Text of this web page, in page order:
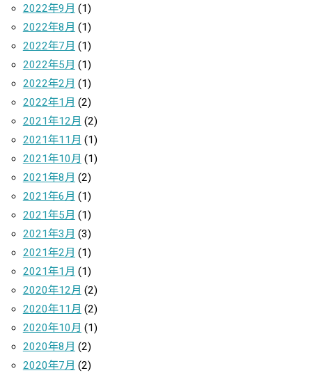
2022年9月 (1)
2022年8月 (1)
2022年7月 (1)
2022年5月 (1)
2022年2月 (1)
2022年1月 (2)
2021年12月 (2)
2021年11月 (1)
2021年10月 (1)
2021年8月 (2)
2021年6月 (1)
2021年5月 (1)
2021年3月 (3)
2021年2月 (1)
2021年1月 (1)
2020年12月 (2)
2020年11月 (2)
2020年10月 (1)
2020年8月 (2)
2020年7月 (2)